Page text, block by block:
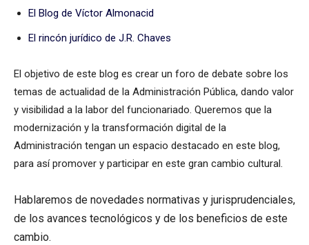
El Blog de Víctor Almonacid
El rincón jurídico de J.R. Chaves
El objetivo de este blog es crear un foro de debate sobre los
temas de actualidad de la Administración Pública, dando valor
y visibilidad a la labor del funcionariado. Queremos que la
modernización y la transformación digital de la
Administración tengan un espacio destacado en este blog,
para así promover y participar en este gran cambio cultural.
Hablaremos de novedades normativas y jurisprudenciales,
de los avances tecnológicos y de los beneficios de este
cambio.